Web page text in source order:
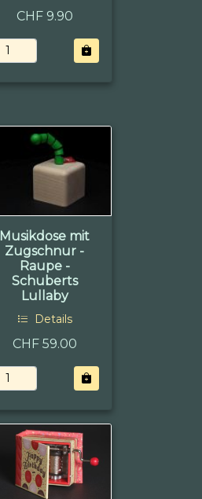
CHF 9.90
Musikdose mit
Zugschnur -
Raupe -
Schuberts
Lullaby
Details
CHF 59.00